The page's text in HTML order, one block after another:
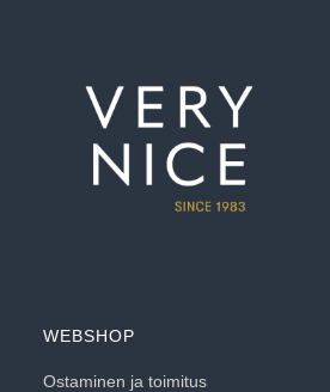
WEBSHOP
Ostaminen ja toimitus